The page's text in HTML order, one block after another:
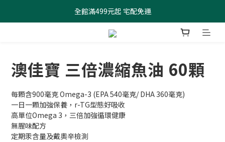
全館滿499元起 宅配免運
全館滿499元起 宅配免運
加入會員 $100元購物金現領現折
澳佳寶 三倍濃縮魚油 60顆
每顆含900毫克 Omega-3 (EPA 540毫克/ DHA 360毫克)
一日一顆加強保養，r-TG型態好吸收
高單位Omega 3，三倍加強循環健康
無腥味配方
定期汞含量及戴奧辛檢測